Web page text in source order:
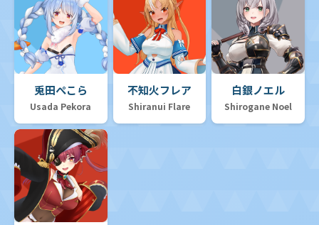
兎田ぺこら
Usada Pekora
不知火フレア
Shiranui Flare
白銀ノエル
Shirogane Noel